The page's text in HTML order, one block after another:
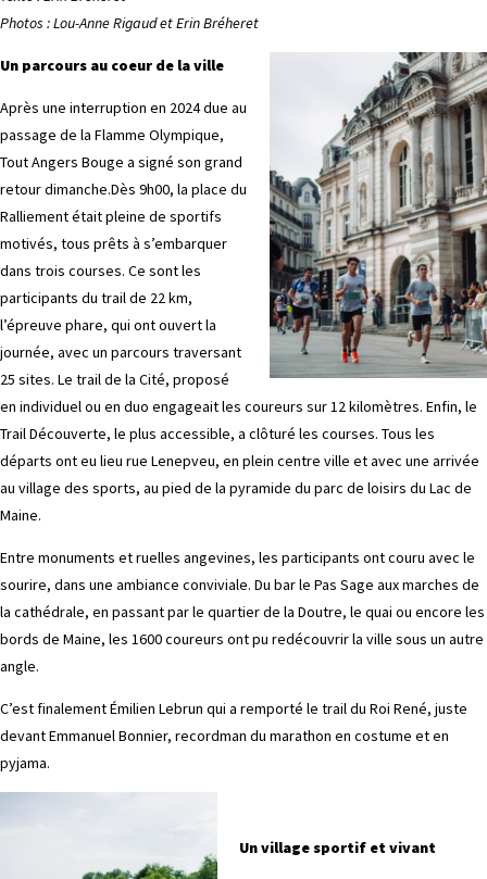
Photos : Lou-Anne Rigaud et Erin Bréheret
Un parcours au coeur de la ville
Après une interruption en 2024 due au
passage de la Flamme Olympique,
Tout Angers Bouge a signé son grand
retour dimanche.Dès 9h00, la place du
Ralliement était pleine de sportifs
motivés, tous prêts à s’embarquer
dans trois courses. Ce sont les
participants du trail de 22 km,
l’épreuve phare, qui ont ouvert la
journée, avec un parcours traversant
25 sites. Le trail de la Cité, proposé
en individuel ou en duo engageait les coureurs sur 12 kilomètres. Enfin, le
Trail Découverte, le plus accessible, a clôturé les courses. Tous les
départs ont eu lieu rue Lenepveu, en plein centre ville et avec une arrivée
au village des sports, au pied de la pyramide du parc de loisirs du Lac de
Maine.
Entre monuments et ruelles angevines, les participants ont couru avec le
sourire, dans une ambiance conviviale. Du bar le Pas Sage aux marches de
la cathédrale, en passant par le quartier de la Doutre, le quai ou encore les
bords de Maine, les 1600 coureurs ont pu redécouvrir la ville sous un autre
angle.
C’est finalement Émilien Lebrun qui a remporté le trail du Roi René, juste
devant Emmanuel Bonnier, recordman du marathon en costume et en
pyjama.
Un village sportif et vivant